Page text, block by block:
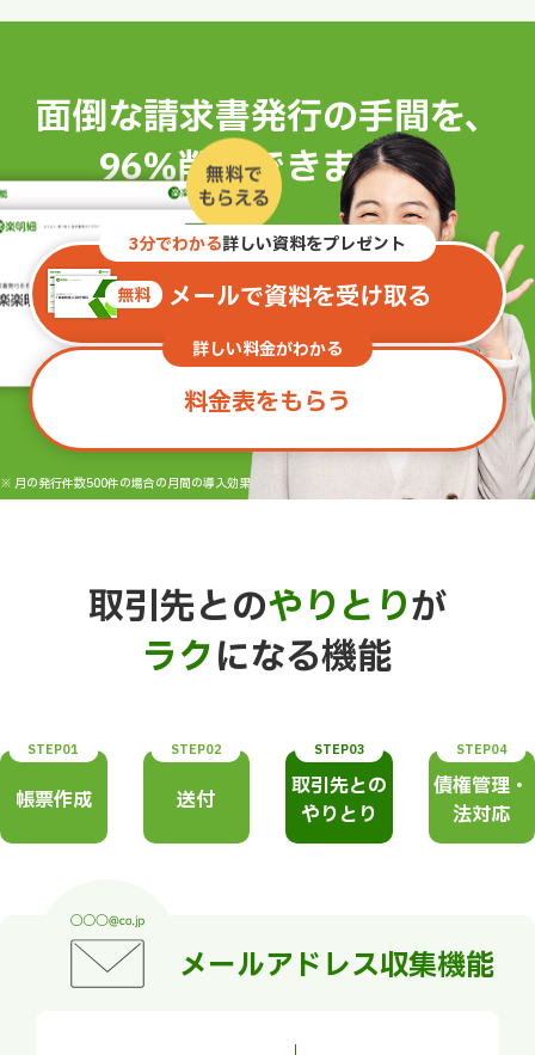
面倒な請求書発行の手間を、
96％削減できます。 ※
無料
3分でわかる詳しい資料をプレゼント
メールで資料を受け取る
詳しい料金がわかる
料金表をもらう
※ 月の発行件数500件の場合の月間の導入効果（ラクス調べ）
取引先とのやりとりが
ラクになる機能
STEP01
帳票作成
STEP02
送付
STEP03
取引先との
やりとり
STEP04
債権管理・
法対応
メールアドレス収集機能